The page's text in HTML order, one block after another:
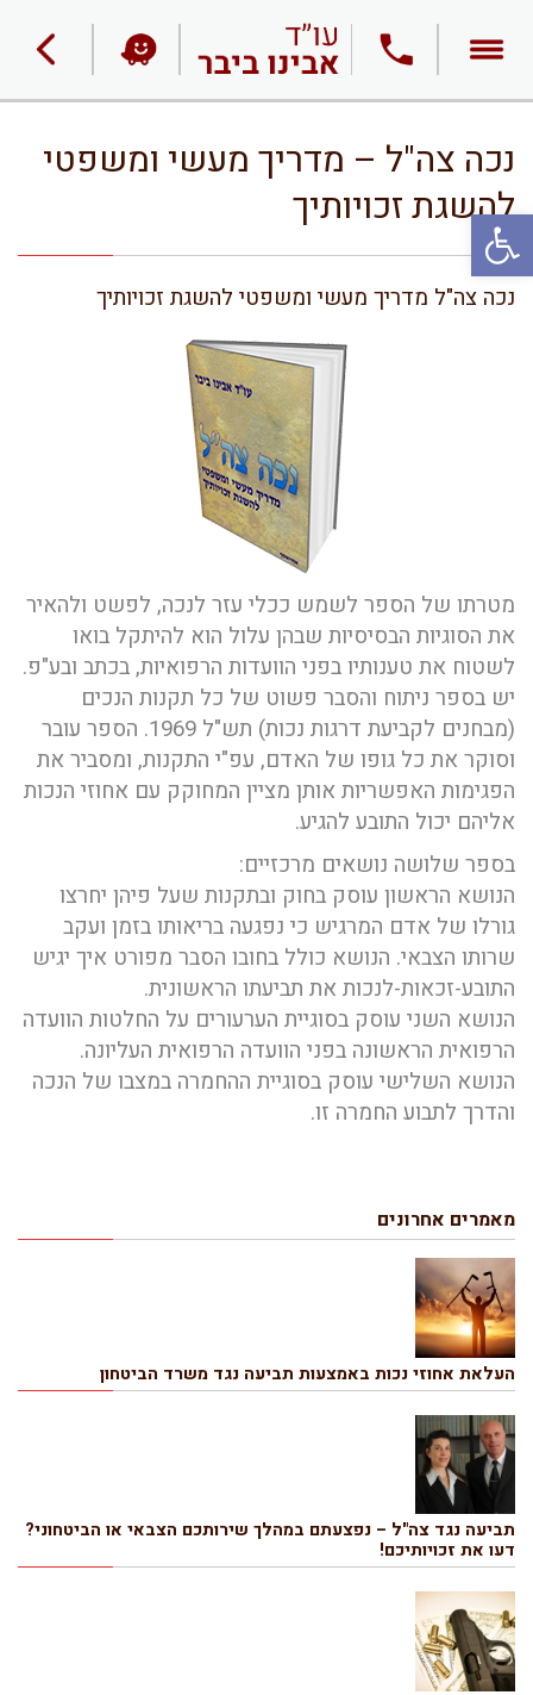
פתח סרגל נגישות
נכה צה"ל – מדריך מעשי ומשפטי
להשגת זכויותיך
נכה צה"ל מדריך מעשי ומשפטי להשגת זכויותיך
מטרתו של הספר לשמש ככלי עזר לנכה, לפשט ולהאיר
את הסוגיות הבסיסיות שבהן עלול הוא להיתקל בואו
לשטוח את טענותיו בפני הוועדות הרפואיות, בכתב ובע"פ.
יש בספר ניתוח והסבר פשוט של כל תקנות הנכים
(מבחנים לקביעת דרגות נכות) תש"ל 1969. הספר עובר
וסוקר את כל גופו של האדם, עפ"י התקנות, ומסביר את
הפגימות האפשריות אותן מציין המחוקק עם אחוזי הנכות
אליהם יכול התובע להגיע.
בספר שלושה נושאים מרכזיים:
הנושא הראשון עוסק בחוק ובתקנות שעל פיהן יחרצו
גורלו של אדם המרגיש כי נפגעה בריאותו בזמן ועקב
שרותו הצבאי. הנושא כולל בחובו הסבר מפורט איך יגיש
התובע-זכאות-לנכות את תביעתו הראשונית.
הנושא השני עוסק בסוגיית הערעורים על החלטות הוועדה
הרפואית הראשונה בפני הוועדה הרפואית העליונה.
הנושא השלישי עוסק בסוגיית ההחמרה במצבו של הנכה
והדרך לתבוע החמרה זו.
מאמרים אחרונים
העלאת אחוזי נכות באמצעות תביעה נגד משרד הביטחון
תביעה נגד צה"ל – נפצעתם במהלך שירותכם הצבאי או הביטחוני?
דעו את זכויותיכם!